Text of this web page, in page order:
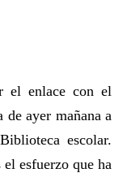
el enlace con el
ayer mañana a
escolar.
esfuerzo que ha